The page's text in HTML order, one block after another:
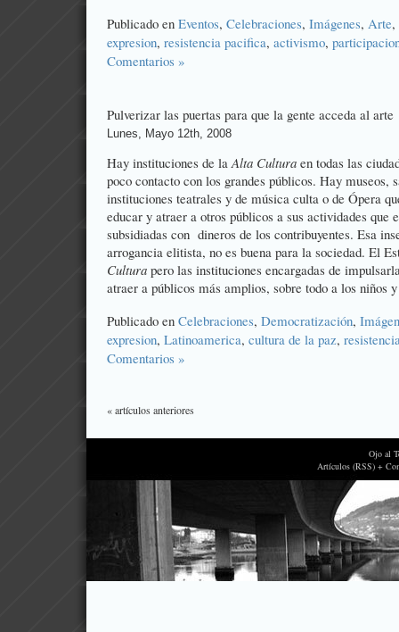
Publicado en Eventos, Celebraciones, Imágenes, Arte,
expresion, resistencia pacifica, activismo,
Comentarios »
Pulverizar las puertas para que la gente acceda al arte
Lunes, Mayo 12th, 2008
Hay instituciones de laAlta Cultura en todas las
poco contacto con los grandes públicos. Hay museos,
instituciones teatrales y de música culta o de Ópera
educar y atraer a otros públicos a sus actividades que
subsidiadas con dineros de los contribuyentes. Esa
arrogancia elitista, no es buena para la sociedad. El
Cultura pero las instituciones encargadas de
atraer a públicos más amplios, sobre todo a los niños
Publicado en Celebraciones, Democratización,
expresion, Latinoamerica, cultura de la paz,
Comentarios »
« artículos anteriores
Ojo al
Artículos (RSS) +